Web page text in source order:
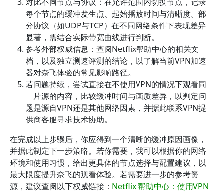
每个节点的缓冲发生点、起始播放时间与清晰度。部
分协议（如UDP与TCP）在不同网络条件下表现差异
显著，需结合实际带宽曲线进行判断。
参考外部权威信息：查阅Netflix帮助中心的相关文
档，以及独立测速评测的结论，以了解当前VPN加速
器对奈飞体验的常见影响路径。
若问题持续，尝试直接在不使用VPN的情况下观看同
一片源的内容，比较缓冲时间与画质差异，以判定问
题是源自VPN还是其他网络因素，并据此联系VPN提
供商客服寻求技术协助。
在完成以上步骤后，你应得到一个清晰的缓冲原因画像，
并据此制定下一步策略。若你需要，我可以根据你的网络
环境和使用习惯，给出更具体的节点选择与配置建议，以
最大限度提升奈飞的观看体验。若需要进一步的参考资
源，建议查阅以下权威链接： Netflix 帮助中心：使用VPN